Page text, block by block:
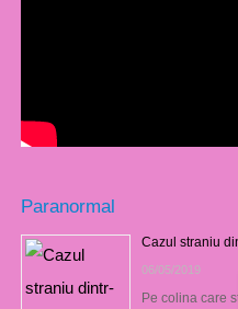
Paranormal
Cazul straniu
06/05/2019
Pe colina care